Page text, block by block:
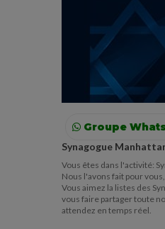
Groupe
Voyages
Synagogue
Vous êtes dans l'activité:
Nous l'avons fait pour
Vous aimez la listes des
vous faire partager toute
attendez en temps réel.